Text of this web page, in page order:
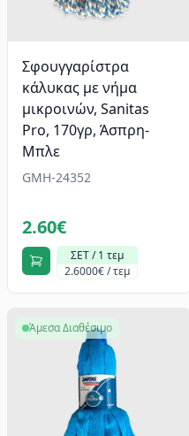
Σφουγγαρίστρα
κάλυκας με νήμα
μικροινών, Sanitas
Pro, 170γρ, Άσπρη-
Μπλε
GMH-24352
2.60€
ΣΕΤ / 1 τεμ
2.6000€ / τεμ
Άμεσα Διαθέσιμο